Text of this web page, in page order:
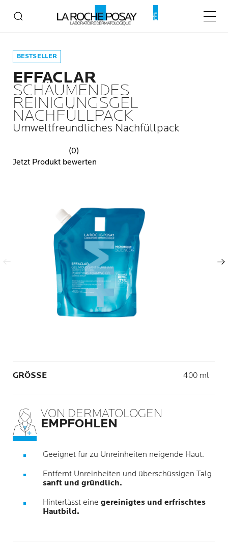
EFFACLAR Schäumendes Reinigungsgel Nachfüllpack
BESTSELLER
EFFACLAR
SCHÄUMENDES
REINIGUNGSGEL
NACHFÜLLPACK
Umweltfreundliches Nachfüllpack
(0)
Jetzt Produkt bewerten
Vorheriger Eintrag
Nächster Eintrag
GRÖSSE Volume
400 ml
VON DERMATOLOGEN
EMPFOHLEN
Geeignet für zu Unreinheiten neigende Haut.
Entfernt Unreinheiten und überschüssigen Talg
sanft und gründlich.
Hinterlässt eine gereinigtes und erfrischtes
Hautbild.